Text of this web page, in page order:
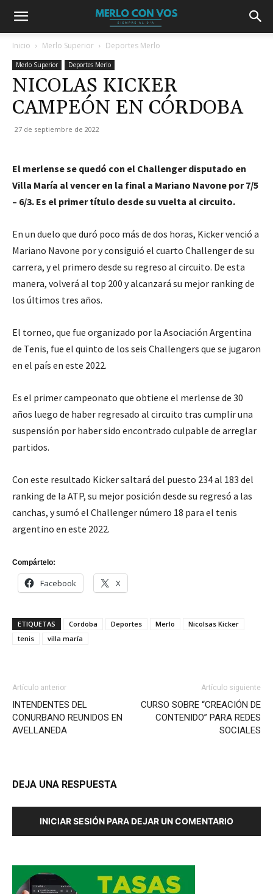
Inicio Merlo Superior Deportes Merlo
Merlo Superior Deportes Merlo
NICOLAS KICKER
CAMPEÓN EN CÓRDOBA
27 de septiembre de 2022
El merlense se quedó con el Challenger disputado en
Villa María al vencer en la final a Mariano Navone por 7/5
– 6/3. Es el primer título desde su vuelta al circuito.
En un duelo que duró poco más de dos horas, Kicker venció a
Mariano Navone por y consiguió el cuarto Challenger de su
carrera, y el primero desde su regreso al circuito. De esta
manera, volverá al top 200 y alcanzará su mejor ranking de
los últimos tres años.
El torneo, que fue organizado por la Asociación Argentina
de Tenis, fue el quinto de los seis Challengers que se jugaron
en el país en este 2022.
Es el primer campeonato que obtiene el merlense de 30
años luego de haber regresado al circuito tras cumplir una
suspensión por haber sido encontrado culpable de arreglar
partidos.
Con este resultado Kicker saltará del puesto 234 al 183 del
ranking de la ATP, su mejor posición desde su regresó a las
canchas, y sumó el Challenger número 18 para el tenis
argentino en este 2022.
Compártelo:
Facebook X
ETIQUETAS Cordoba Deportes Merlo
Nicolsas Kicker
tenis
villa maría
Artículo anterior
INTENDENTES DEL
CONURBANO REUNIDOS EN
AVELLANEDA
Artículo siguiente
CURSO SOBRE “CREACIÓN DE
CONTENIDO” PARA REDES
SOCIALES
DEJA UNA RESPUESTA
INICIAR SESIÓN PARA DEJAR UN COMENTARIO